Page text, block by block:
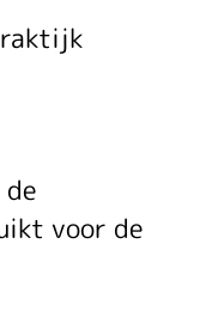
voor de